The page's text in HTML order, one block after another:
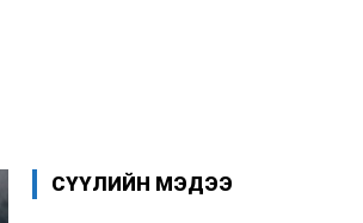
СҮҮЛИЙН МЭДЭЭ